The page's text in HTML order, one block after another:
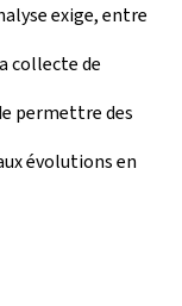
exige, entre
collecte de
permettre des
évolutions en